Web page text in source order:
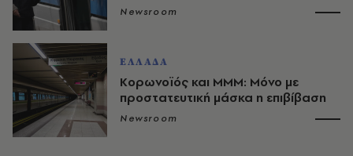
Newsroom
ΕΛΛΑΔΑ
Κορωνοϊός και ΜΜΜ: Μόνο με
προστατευτική μάσκα η επιβίβαση
Newsroom